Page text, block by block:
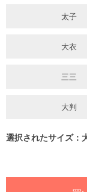
太子
大衣
三三
大判
選択されたサイズ：